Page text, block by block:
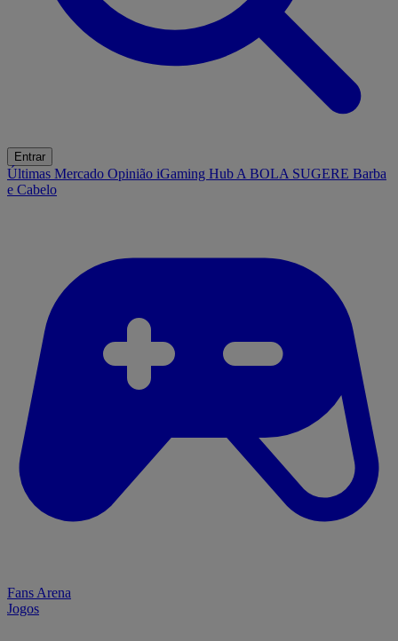
Entrar
Últimas Mercado Opinião iGaming Hub A BOLA SUGERE Barba
e Cabelo
Fans Arena
Jogos